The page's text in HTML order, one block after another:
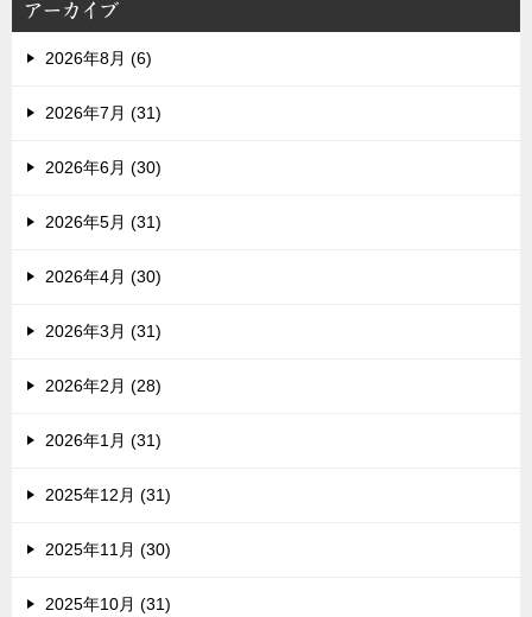
アーカイブ
2026年8月 (6)
2026年7月 (31)
2026年6月 (30)
2026年5月 (31)
2026年4月 (30)
2026年3月 (31)
2026年2月 (28)
2026年1月 (31)
2025年12月 (31)
2025年11月 (30)
2025年10月 (31)